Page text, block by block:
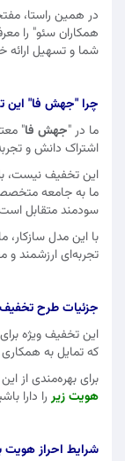
همکاران سئو" را
شما و تسهیل ارائه
چرا "جهش فا" این
ما در "جهش فا"
اشتراک دانش و
این تخفیف نیست،
ما به جامعه
سودمند متقابل
با این مدل
تجربه‌ای ارزشمند و
جزئیات طرح
این تخفیف ویژه
که تمایل به
برای بهره‌مندی از
هویت زیررا دارا
شرایط احراز هویت برای